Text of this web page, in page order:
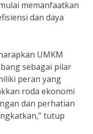
memanfaatkan
dan daya
UMKM
sebagai pilar
peran yang
roda ekonomi
dan perhatian
tutup